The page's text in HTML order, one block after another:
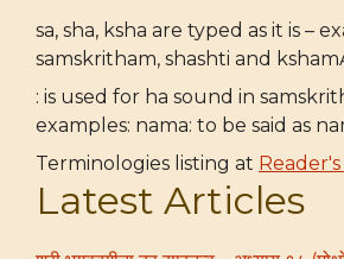
sa, sha, ksha are typed as it is –
samskritham, shashti and
: is used for ha sound in
examples: nama: to be said as
Terminologies listing at
Latest Articles